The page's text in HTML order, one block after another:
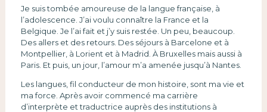
Je suis tombée amoureuse de la langue française, à
l’adolescence. J’ai voulu connaître la France et la
Belgique. Je l’ai fait et j’y suis restée. Un peu, beaucoup.
Des allers et des retours. Des séjours à Barcelone et à
Montpellier, à Lorient et à Madrid. À Bruxelles mais aussi à
Paris. Et puis, un jour, l’amour m’a amenée jusqu’à Nantes.
Les langues, fil conducteur de mon histoire, sont ma vie et
ma force. Après avoir commencé ma carrière
d’interprète et traductrice auprès des institutions à